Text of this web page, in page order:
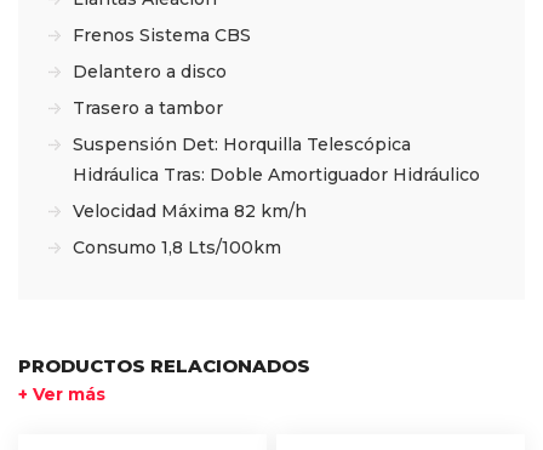
Frenos Sistema CBS
Delantero a disco
Trasero a tambor
Suspensión Det: Horquilla Telescópica
Hidráulica Tras: Doble Amortiguador Hidráulico
Velocidad Máxima 82 km/h
Consumo 1,8 Lts/100km
PRODUCTOS RELACIONADOS
+ Ver más